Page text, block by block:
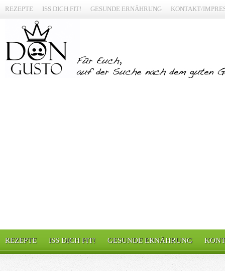
REZEPTE ISS DICH FIT! GESUNDE ERNÄHRUNG KONTAKT/
REZEPTE ISS DICH FIT! GESUNDE ERNÄHRUNG